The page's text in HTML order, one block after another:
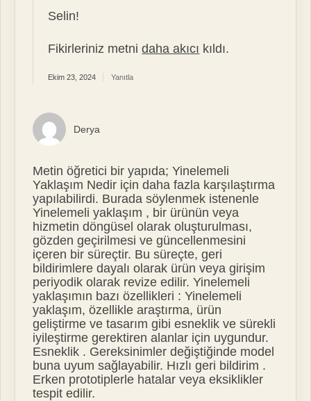
Selin!
Fikirleriniz metnidaha akıcı kıldı.
Ekim 23, 2024 Yanıtla
Derya
Metin öğretici bir yapıda; Yinelemeli
Yaklaşım Nedir için daha fazla karşılaştırma
yapılabilirdi. Burada söylenmek istenenle
Yinelemeli yaklaşım , bir ürünün veya
hizmetin döngüsel olarak oluşturulması,
gözden geçirilmesi ve güncellenmesini
içeren bir süreçtir. Bu süreçte, geri
bildirimlere dayalı olarak ürün veya girişim
periyodik olarak revize edilir. Yinelemeli
yaklaşımın bazı özellikleri : Yinelemeli
yaklaşım, özellikle araştırma, ürün
geliştirme ve tasarım gibi esneklik ve sürekli
iyileştirme gerektiren alanlar için uygundur.
Esneklik . Gereksinimler değiştiğinde model
buna uyum sağlayabilir. Hızlı geri bildirim .
Erken prototiplerle hatalar veya eksiklikler
tespit edilir.